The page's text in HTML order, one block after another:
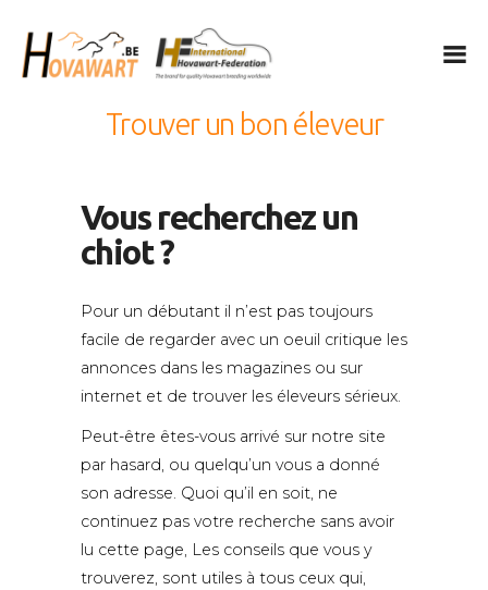
Trouver un bon éleveur
Hovawart
Nouvelles
Info Club
Nederlands
English
Français
Vous recherchez un
chiot ?
Pour un débutant il n’est pas toujours
facile de regarder avec un oeuil critique les
annonces dans les magazines ou sur
internet et de trouver les éleveurs sérieux.
Peut-être êtes-vous arrivé sur notre site
par hasard, ou quelqu’un vous a donné
son adresse. Quoi qu’il en soit, ne
continuez pas votre recherche sans avoir
lu cette page, Les conseils que vous y
trouverez, sont utiles à tous ceux qui,